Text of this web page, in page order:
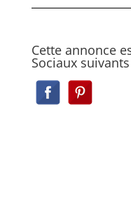
Cette annonce
Sociaux